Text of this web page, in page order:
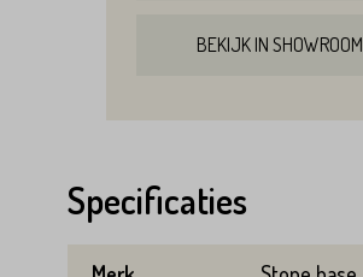
BEKIJK IN SHOWROOM
Specificaties